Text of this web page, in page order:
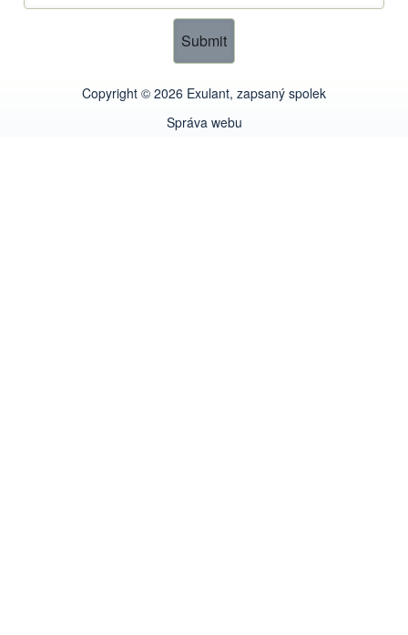
Copyright © 2026 Exulant, zapsaný spolek
Správa webu